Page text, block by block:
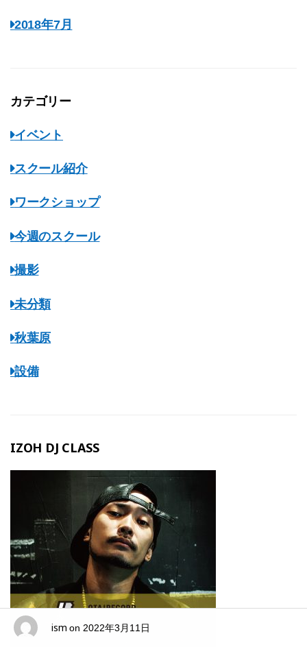
2018年7月
カテゴリー
イベント
スクール紹介
ワークショップ
今週のスクール
撮影
未分類
秋葉原
設備
IZOH DJ CLASS
ism on 2022年3月11日